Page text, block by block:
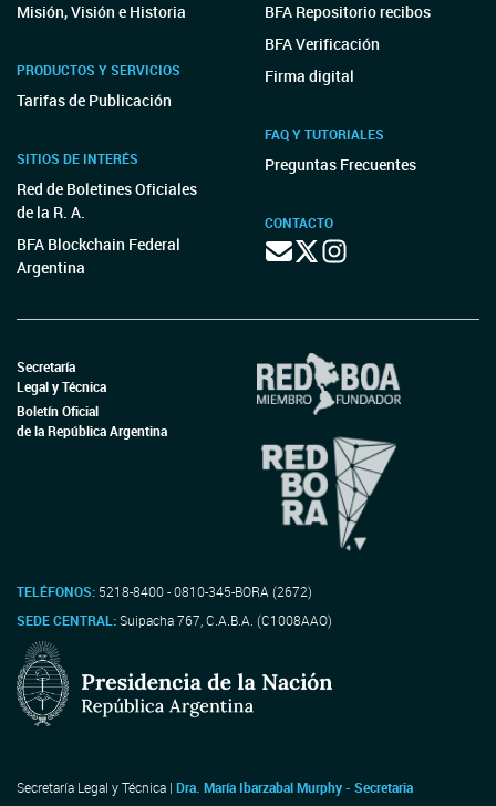
Misión, Visión e Historia
PRODUCTOS Y SERVICIOS
Tarifas de Publicación
SITIOS DE INTERÉS
Red de Boletines Oficiales
de la R. A.
BFA Blockchain Federal
Argentina
BFA Repositorio recibos
BFA Verificación
Firma digital
FAQ Y TUTORIALES
Preguntas Frecuentes
CONTACTO
Secretaría
Legal y Técnica
Boletín Oficial
de la República Argentina
TELÉFONOS: 5218-8400 - 0810-345-BORA (2672)
SEDE CENTRAL:Suipacha 767, C.A.B.A. (C1008AAO)
Secretaría Legal y Técnica | Dra. María Ibarzabal Murphy - Secretaria